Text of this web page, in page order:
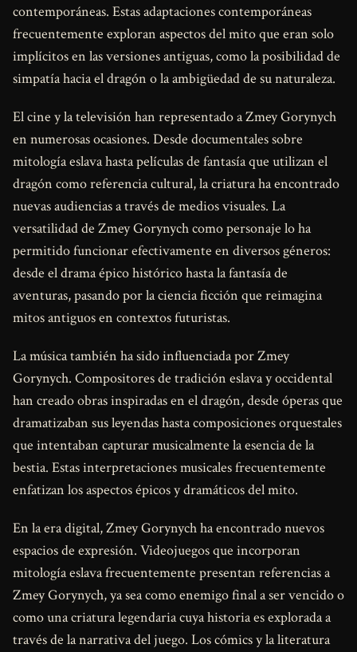
contemporáneas. Estas adaptaciones contemporáneas
frecuentemente exploran aspectos del mito que eran solo
implícitos en las versiones antiguas, como la posibilidad de
simpatía hacia el dragón o la ambigüedad de su naturaleza.
El cine y la televisión han representado a Zmey Gorynych
en numerosas ocasiones. Desde documentales sobre
mitología eslava hasta películas de fantasía que utilizan el
dragón como referencia cultural, la criatura ha encontrado
nuevas audiencias a través de medios visuales. La
versatilidad de Zmey Gorynych como personaje lo ha
permitido funcionar efectivamente en diversos géneros:
desde el drama épico histórico hasta la fantasía de
aventuras, pasando por la ciencia ficción que reimagina
mitos antiguos en contextos futuristas.
La música también ha sido influenciada por Zmey
Gorynych. Compositores de tradición eslava y occidental
han creado obras inspiradas en el dragón, desde óperas que
dramatizaban sus leyendas hasta composiciones orquestales
que intentaban capturar musicalmente la esencia de la
bestia. Estas interpretaciones musicales frecuentemente
enfatizan los aspectos épicos y dramáticos del mito.
En la era digital, Zmey Gorynych ha encontrado nuevos
espacios de expresión. Videojuegos que incorporan
mitología eslava frecuentemente presentan referencias a
Zmey Gorynych, ya sea como enemigo final a ser vencido o
como una criatura legendaria cuya historia es explorada a
través de la narrativa del juego. Los cómics y la literatura